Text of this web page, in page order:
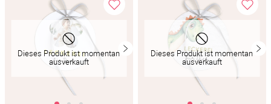
Dieses Produkt ist momentan
ausverkauft
Dieses Produkt ist momentan
ausverkauft